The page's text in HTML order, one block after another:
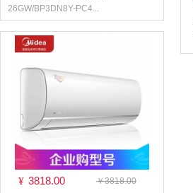
26GW/BP3DN8Y-PC4...
¥ 3818.00
￥3818.00